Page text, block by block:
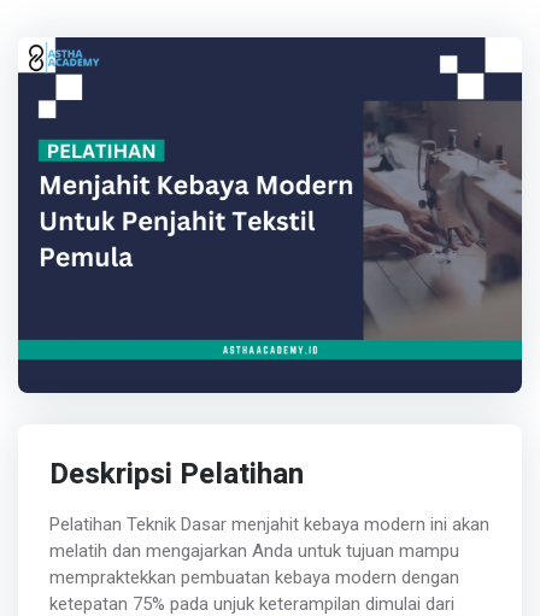
Deskripsi Pelatihan
Pelatihan Teknik Dasar menjahit kebaya modern ini akan
melatih dan mengajarkan Anda untuk tujuan mampu
mempraktekkan pembuatan kebaya modern dengan
ketepatan 75% pada unjuk keterampilan dimulai dari